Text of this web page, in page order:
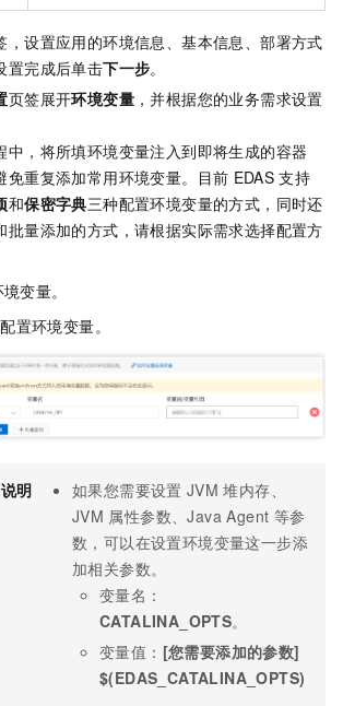
，设置应用的环境信息、基本信息、部署方式
置完成后单击下一步。
页签展开环境变量 ，并根据您的业务需求设置
中，将所填环境变量注入到即将生成的容器
免重复添加常用环境变量。目前 EDAS 支持
和保密字典三种配置环境变量的方式，同时还
批量添加的方式，请根据实际需求选择配置方
变量。
置环境变量。
说明 如果您需要设置 JVM 堆内存、
JVM 属性参数、Java Agent 等参
数，可以在设置环境变量这一步添
加相关参数。
变量名：
CATALINA_OPTS。
变量值： [您需要添加的参数]
$(EDAS_CATALINA_OPTS)